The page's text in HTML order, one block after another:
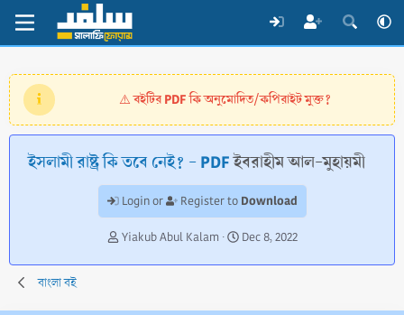
⚠️বইটির PDF কি অনুমোদিত/কপিরাইট মুক্ত?
ইসলামী রাষ্ট্র কি তবে নেই? - PDFইবরাহীম আল-মুহায়মী
Login or Register to Download
A
t
Yiakub Abul Kalam
C
e
Dec 8, 2022
বাংলা বই